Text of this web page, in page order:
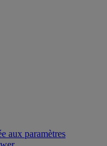
aux paramètres